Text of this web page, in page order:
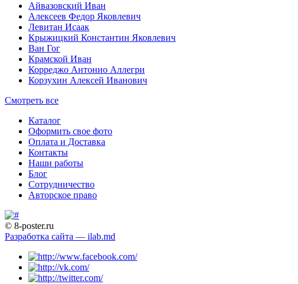
Айвазовский Иван
Алексеев Федор Яковлевич
Левитан Исаак
Крыжицкий Константин Яковлевич
Ван Гог
Крамской Иван
Корреджо Антонио Аллегри
Корзухин Алексей Иванович
Смотреть все
Каталог
Оформить свое фото
Оплата и Доставка
Контакты
Наши работы
Блог
Сотрудничество
Авторское право
© 8-poster.ru
Разработка сайта — ilab.md